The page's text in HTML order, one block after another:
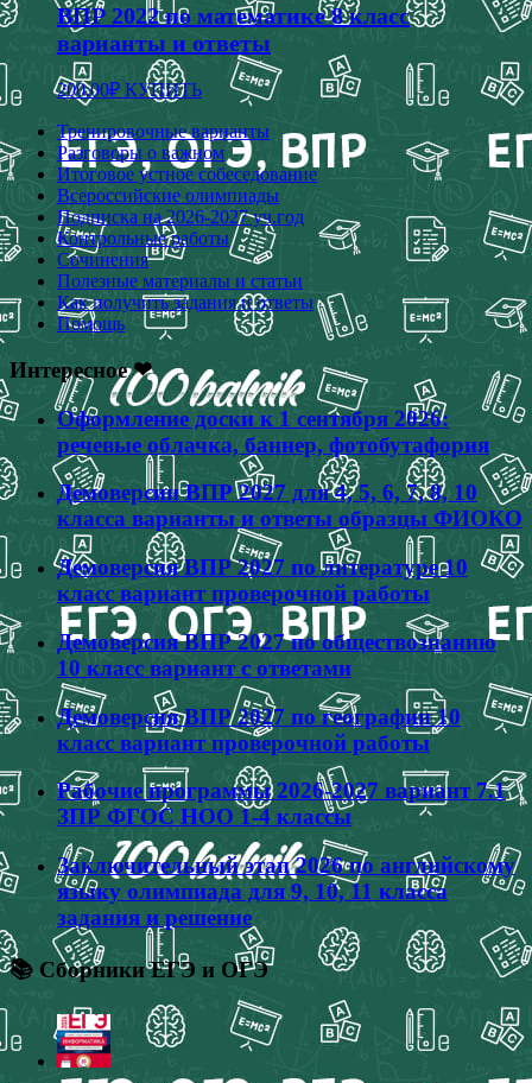
ВПР 2022 по математике 8 класс
варианты и ответы
200.00₽ КУПИТЬ
Тренировочные варианты
Разговоры о важном
Итоговое устное собеседование
Всероссийские олимпиады
Подписка на 2026-2027 уч.год
Контрольные работы
Сочинения
Полезные материалы и статьи
Как получить задания и ответы
Помощь
Интересное ❤
Оформление доски к 1 сентября 2026:
речевые облачка, баннер, фотобутафория
Демоверсии ВПР 2027 для 4, 5, 6, 7, 8, 10
класса варианты и ответы образцы ФИОКО
Демоверсия ВПР 2027 по литературе 10
класс вариант проверочной работы
Демоверсия ВПР 2027 по обществознанию
10 класс вариант с ответами
Демоверсия ВПР 2027 по географии 10
класс вариант проверочной работы
Рабочие программы 2026-2027 вариант 7.1
ЗПР ФГОС НОО 1-4 классы
Заключительный этап 2026 по английскому
языку олимпиада для 9, 10, 11 класса
задания и решение
📚 Сборники ЕГЭ и ОГЭ